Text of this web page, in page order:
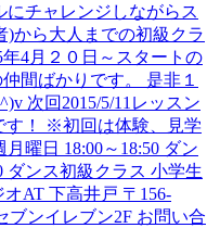
チャレンジしながらス
)から大人までの初級クラ
4月２０日～スタートの
間ばかりです。 是非１
次回2015/5/11レッスン
！ ※初回は体験、見学
曜日 18:00～18:50 ダン
ダンス初級クラス 小学生
AT 下高井戸 〒156-
ブンイレブン2F お問い合